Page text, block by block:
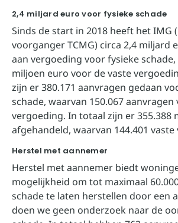
2,4 miljard euro voor fysieke schade
Sinds de start in 2018 heeft het IMG
voorganger TCMG) circa 2,4 miljard
aan vergoeding voor fysieke
miljoen euro voor de vaste
zijn er 380.171 aanvragen gedaan
schade, waarvan 150.067
vergoeding. In totaal zijn er 355.388
afgehandeld, waarvan 144.401
Herstel met aannemer
Herstel met aannemer biedt
mogelijkheid om tot maximaal
schade te laten herstellen door een
doen we geen onderzoek naar de